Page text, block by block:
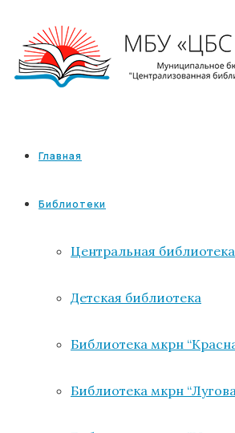
Главная
Библиотеки
Центральная библиотека
Детская библиотека
Библиотека мкрн
Библиотека мкрн